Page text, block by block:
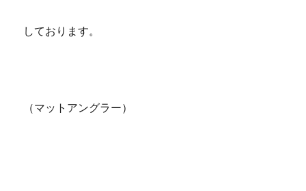
しております。
（マットアングラー）